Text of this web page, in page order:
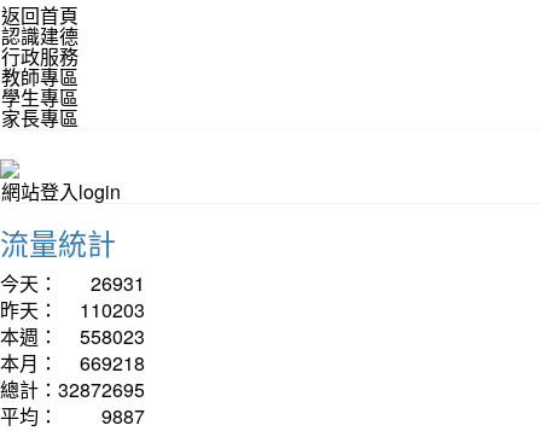
返回首頁
認識建德
行政服務
教師專區
學生專區
家長專區
網站登入login
流量統計
今天：
26931
昨天：
110203
本週：
558023
本月：
669218
總計： 32872695
平均：
9887